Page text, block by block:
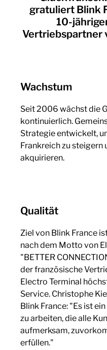
gratuliert Blink
10-
Vertriebspartner
Wachstum
Seit 2006 wächst die
kontinuierlich.
Strategie entwickelt,
Frankreich zu steigern
akquirieren.
Qualität
Ziel von Blink France
nach dem Motto von
"BETTER
der französische
Electro Terminal
Service. Christophe
Blink France: "Es ist
zu arbeiten, die alle
aufmerksam,
erfüllen."